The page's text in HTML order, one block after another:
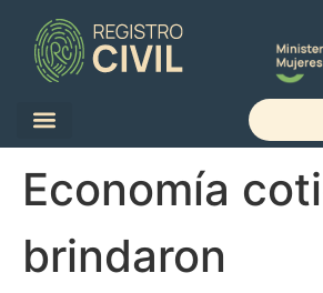
Economía
brindaron